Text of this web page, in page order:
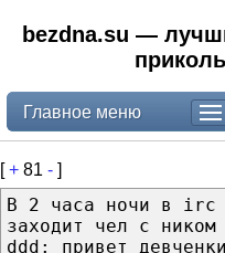
bezdna.su —
Главное меню
[+ 81 - ]
В 2 часа ночи в irc
заходит чел с ником
ddd: привет